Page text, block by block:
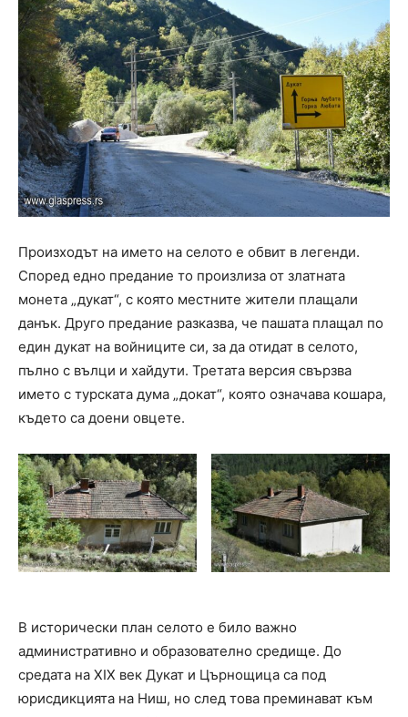
Произходът на името на селото е обвит в легенди.
Според едно предание то произлиза от златната
монета „дукат“, с която местните жители плащали
данък. Друго предание разказва, че пашата плащал по
един дукат на войниците си, за да отидат в селото,
пълно с вълци и хайдути. Третата версия свързва
името с турската дума „докат“, която означава кошара,
където са доени овцете.
В исторически план селото е било важно
административно и образователно средище. До
средата на XIX век Дукат и Църнощица са под
юрисдикцията на Ниш, но след това преминават към